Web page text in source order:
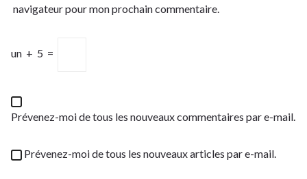
navigateur pour mon prochain commentaire.
un + 5 =
Prévenez-moi de tous les nouveaux commentaires par e-mail.
Prévenez-moi de tous les nouveaux articles par e-mail.